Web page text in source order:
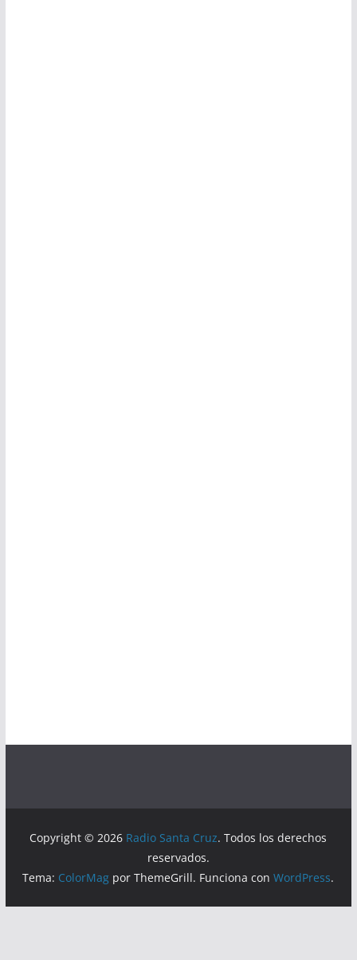
Copyright © 2026 Radio Santa Cruz. Todos los derechos
reservados.
Tema: ColorMag por ThemeGrill. Funciona conWordPress.